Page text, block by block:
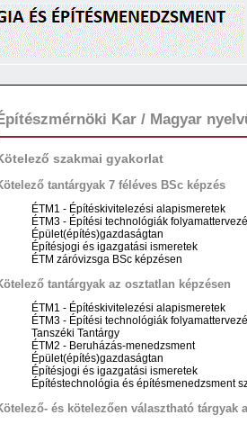
Kar / Magyar
szakmai gyakorlat
tantárgyak 7 féléves BSc képzés
ÉTM1 - Építéskivitelezési alapismeretek
ÉTM3 - Építési technológiák
Épület(építés)gazdaságtan
Építésjogi és igazgatási ismeretek
ÉTM záróvizsga BSc képzésen
tantárgyak az osztatlan képzésen
ÉTM1 - Építéskivitelezési alapismeretek
ÉTM3 - Építési technológiák
Tanszéki Tantárgy
ÉTM2 - Beruházás-menedzsment
Épület(építés)gazdaságtan
Építésjogi és igazgatási ismeretek
Építéstechnológia és építésmenedzsment
és kötelezően választható